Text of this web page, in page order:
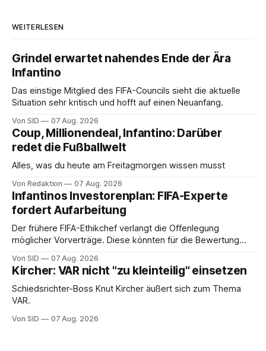
WEITERLESEN
Grindel erwartet nahendes Ende der Ära
Infantino
Das einstige Mitglied des FIFA-Councils sieht die aktuelle
Situation sehr kritisch und hofft auf einen Neuanfang.
Von SID 07 Aug. 2026
Coup, Millionendeal, Infantino: Darüber
redet die Fußballwelt
Alles, was du heute am Freitagmorgen wissen musst
Von Redaktion 07 Aug. 2026
Infantinos Investorenplan: FIFA-Experte
fordert Aufarbeitung
Der frühere FIFA-Ethikchef verlangt die Offenlegung
möglicher Vorverträge. Diese könnten für die Bewertung
Von SID 07 Aug. 2026
Kircher: VAR nicht "zu kleinteilig" einsetzen
Schiedsrichter-Boss Knut Kircher äußert sich zum Thema
VAR.
Von SID 07 Aug. 2026